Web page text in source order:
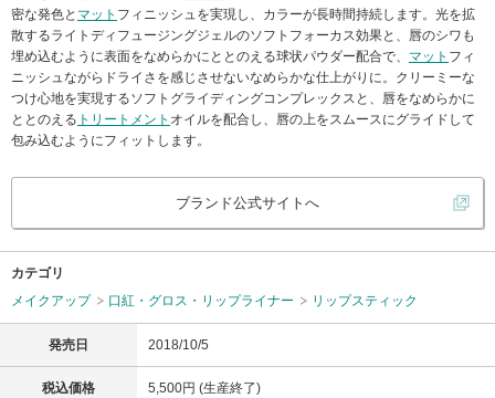
密な発色と マット フィニッシュを実現し、カラーが長時間持続します。光を拡
散するライトディフュージングジェルのソフトフォーカス効果と、唇のシワも
埋め込むように表面をなめらかにととのえる球状パウダー配合で、 マット フィ
ニッシュながらドライさを感じさせないなめらかな仕上がりに。クリーミーな
つけ心地を実現するソフトグライディングコンプレックスと、唇をなめらかに
ととのえる トリートメント オイルを配合し、唇の上をスムースにグライドして
包み込むようにフィットします。
ブランド公式サイトへ
カテゴリ
メイクアップ
口紅・グロス・リップライナー リップスティック
発売日 2018/10/5
税込価格 5,500円 (生産終了)